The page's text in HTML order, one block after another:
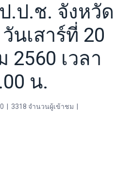
.ป.ช. จังหวัด
นเสาร์ที่ 20
เวลา
น.
3318 จำนวนผู้เข้าชม